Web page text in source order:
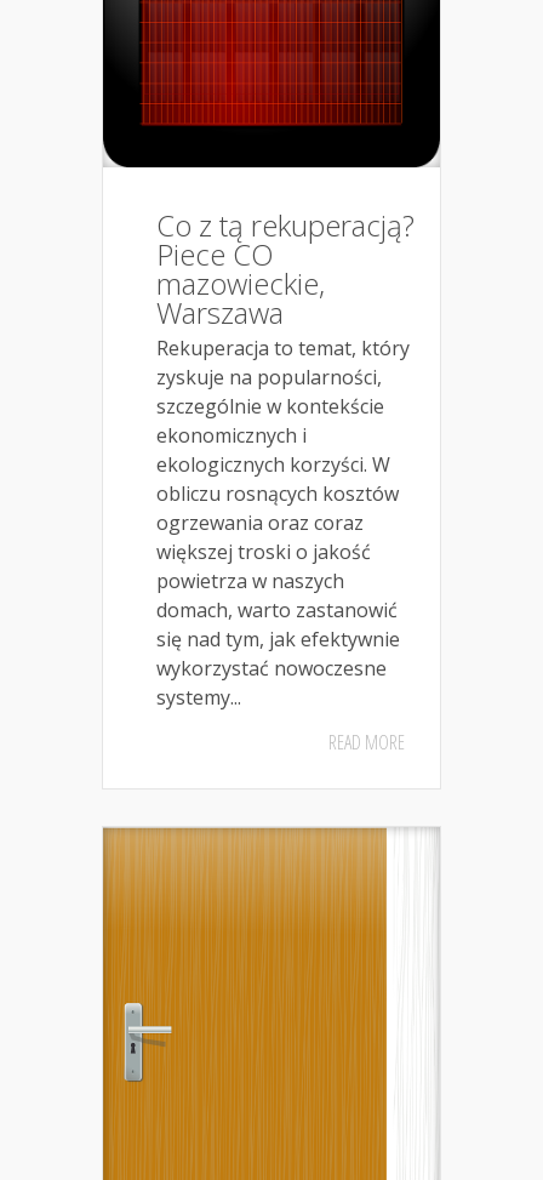
Co z tą rekuperacją?
Piece CO
mazowieckie,
Warszawa
Rekuperacja to temat, który
zyskuje na popularności,
szczególnie w kontekście
ekonomicznych i
ekologicznych korzyści. W
obliczu rosnących kosztów
ogrzewania oraz coraz
większej troski o jakość
powietrza w naszych
domach, warto zastanowić
się nad tym, jak efektywnie
wykorzystać nowoczesne
systemy...
READ MORE